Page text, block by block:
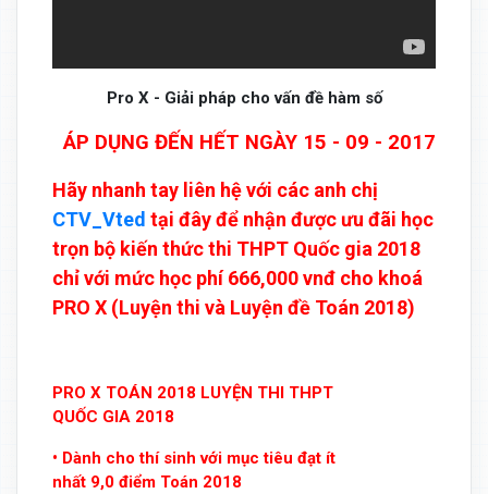
Pro X - Giải pháp cho vấn đề hàm số
ÁP DỤNG ĐẾN HẾT NGÀY 15 - 09 - 2017
Hãy nhanh tay liên hệ với các anh chị
CTV_Vted tại đây để nhận được ưu đãi học
trọn bộ kiến thức thi THPT Quốc gia 2018
chỉ với mức học phí 666,000 vnđ cho khoá
PRO X (Luyện thi và Luyện đề Toán 2018)
PRO X TOÁN 2018 LUYỆN THI THPT
QUỐC GIA 2018
• Dành cho thí sinh với mục tiêu đạt ít
nhất 9,0 điểm Toán 2018